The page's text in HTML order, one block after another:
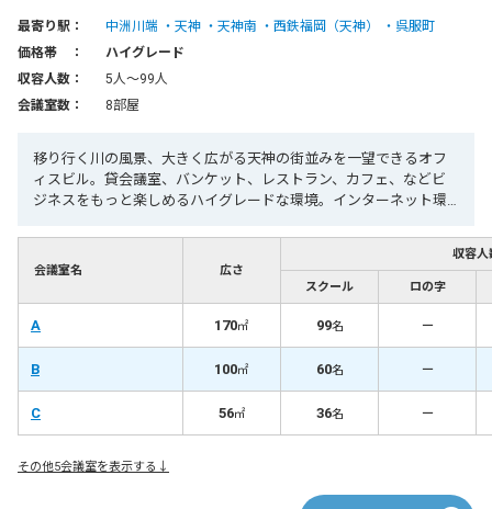
最寄り駅： 中洲川端 天神 天神南 西鉄福岡（天神）
呉服町
価格帯 ：
ハイグレード
収容人数：
5人〜99人
会議室数：
8部屋
移り行く川の風景、大きく広がる天神の街並みを一望できるオフ
ィスビル。貸会議室、バンケット、レストラン、カフェ、などビ
ジネスをもっと楽しめるハイグレードな環境。インターネット環
会議室名 広さ
収容人
スクール ロの字
A 170㎡ 99名 －
B 100㎡ 60名 －
C 56㎡ 36名 －
その他5会議室を表示する↓